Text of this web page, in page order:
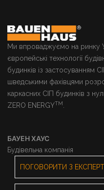
Ми впроваджуємо на ринку
європейські технології
будинків із застосуванням
шведськими фахівцями
каркасних СІП будинків з
ZERO ENERGYTM
БАУЕН ХАУС
Будівельна компанія
ПОГОВОРИТИ З